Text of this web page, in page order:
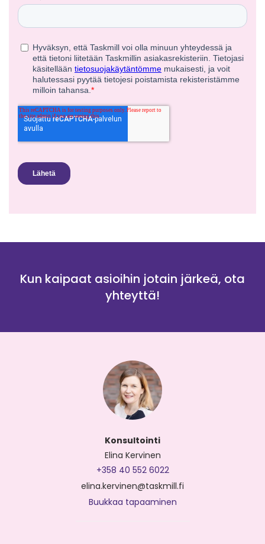
Kun kaipaat asioihin jotain järkeä, ota
yhteyttä!
Konsultointi
Elina Kervinen
+358 40 552 6022
elina.kervinen@taskmill.fi
Buukkaa tapaaminen